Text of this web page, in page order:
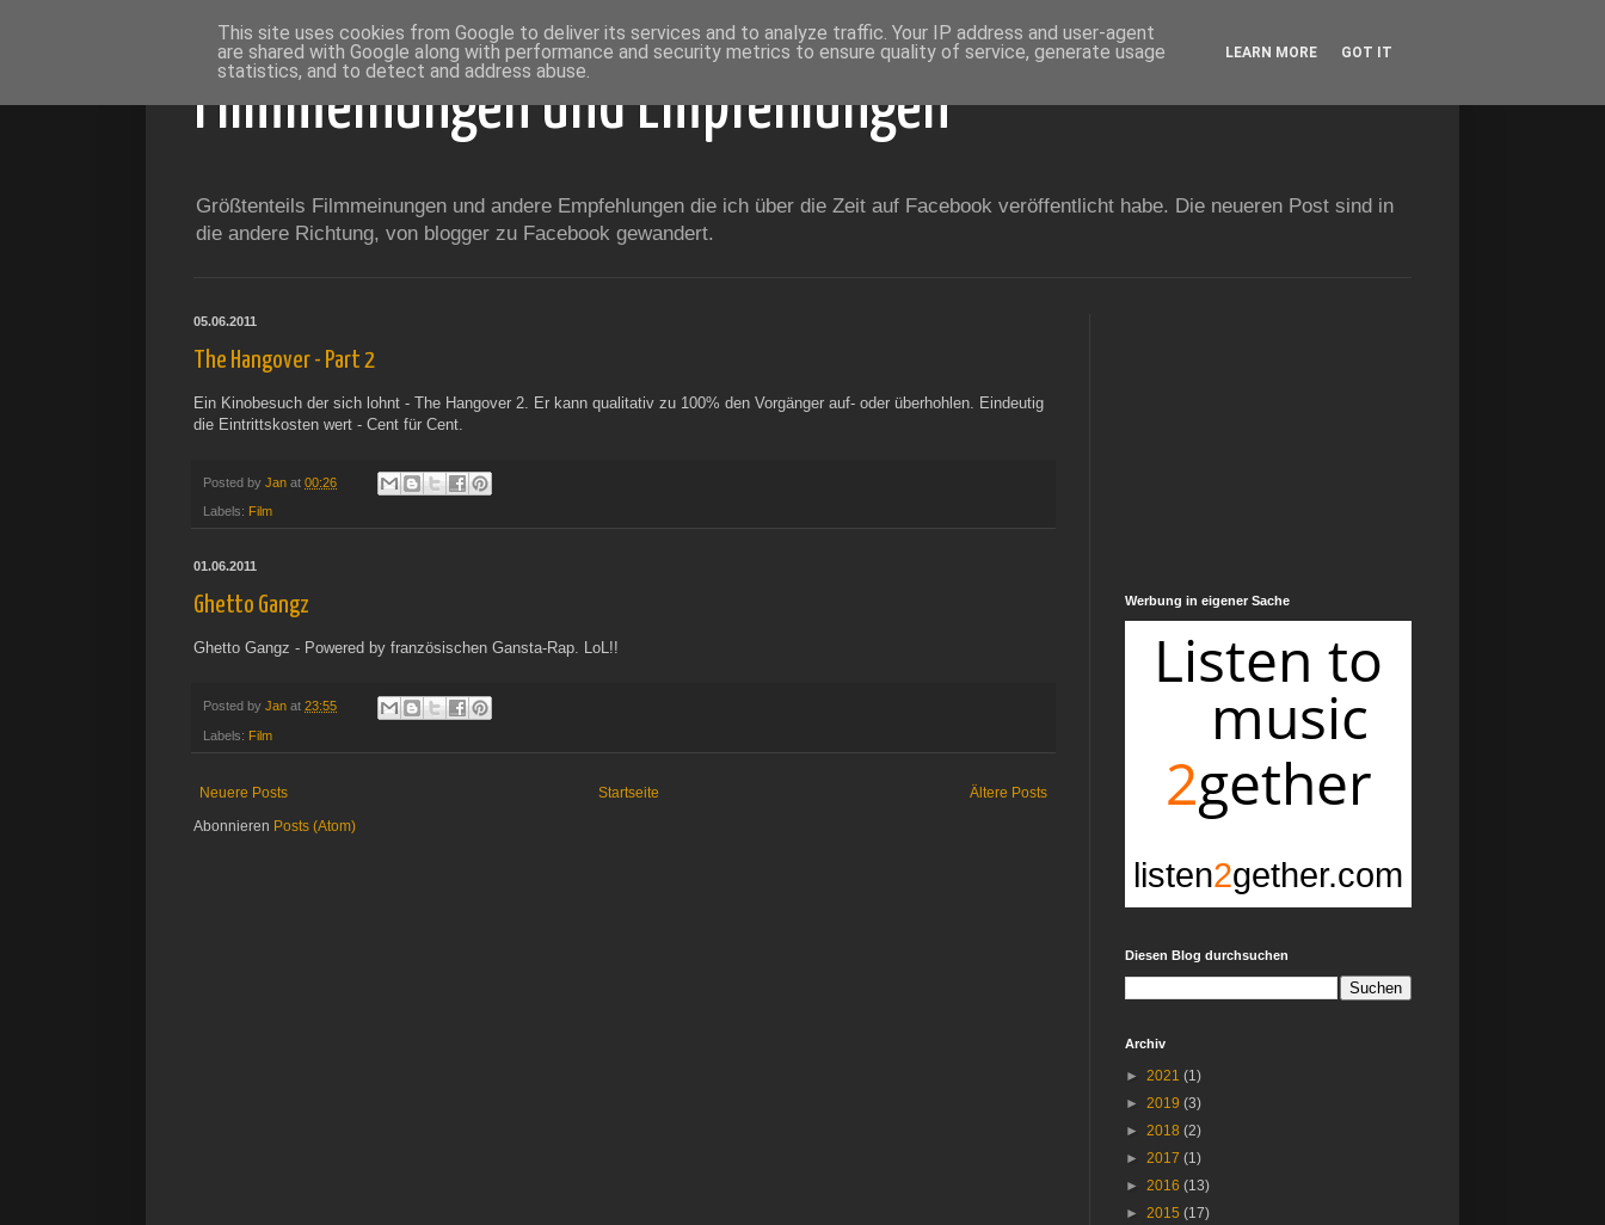
Filmmeinungen und Empfehlungen
Größtenteils Filmmeinungen und andere Empfehlungen die ich über die Zeit auf Facebook veröffentlicht habe. Die neueren Post sind in
die andere Richtung, von blogger zu Facebook gewandert.
05.06.2011
The Hangover - Part 2
Ein Kinobesuch der sich lohnt - The Hangover 2. Er kann qualitativ zu 100% den Vorgänger auf- oder überhohlen. Eindeutig
die Eintrittskosten wert - Cent für Cent.
Posted by Jan at 00:26
Labels: Film
01.06.2011
Ghetto Gangz
Ghetto Gangz - Powered by französischen Gansta-Rap. LoL!!
Posted by Jan at 23:55
Labels: Film
Neuere Posts Ältere Posts
Startseite
Abonnieren Posts (Atom)
Werbung in eigener Sache
Diesen Blog durchsuchen
Archiv
► 2021 (1)
► 2019 (3)
► 2018 (2)
► 2017 (1)
► 2016 (13)
► 2015 (17)
This site uses cookies from Google to deliver its services and to analyze traffic. Your IP address and user-agent
are shared with Google along with performance and security metrics to ensure quality of service, generate usage
statistics, and to detect and address abuse.
LEARN MORE GOT IT